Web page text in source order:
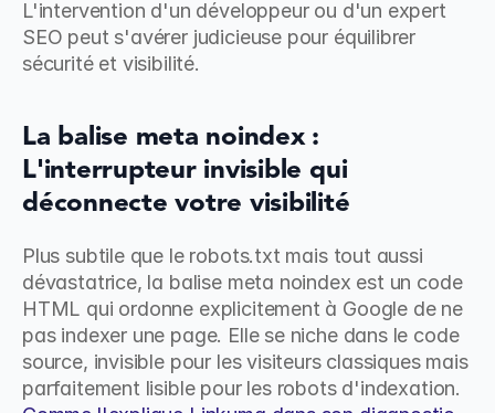
L'intervention d'un développeur ou d'un expert
SEO peut s'avérer judicieuse pour équilibrer
sécurité et visibilité.
La balise meta noindex :
L'interrupteur invisible qui
déconnecte votre visibilité
Plus subtile que le robots.txt mais tout aussi
dévastatrice, la balise meta noindex est un code
HTML qui ordonne explicitement à Google de ne
pas indexer une page. Elle se niche dans le code
source, invisible pour les visiteurs classiques mais